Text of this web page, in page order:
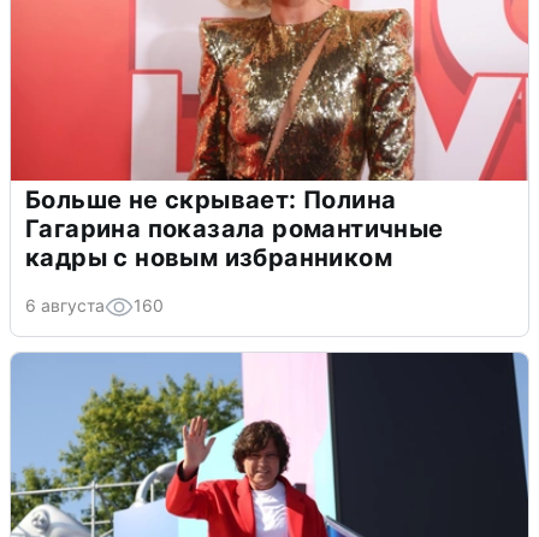
Больше не скрывает: Полина
Гагарина показала романтичные
кадры с новым избранником
6 августа 160